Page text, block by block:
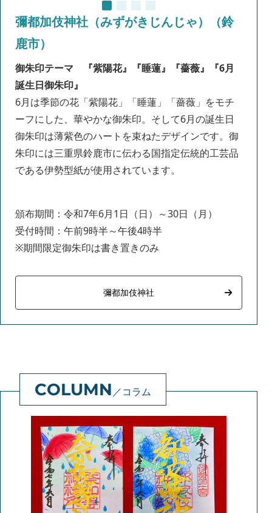
彌都加伎神社（みずがきじんじゃ）（鈴
鹿市）
御朱印テーマ
『紫陽花』『睡蓮』『薔薇』『6月
誕生日御朱印』
6月は季節の花「紫陽花」「睡蓮」「薔薇」をモチ
ーフにした、華やかな御朱印。そして6月の誕生日
御朱印は薄紫色のハートを束ねたデザインです。御
朱印には三重県鈴鹿市に伝わる国指定伝統的工芸品
である伊勢型紙が使用されています。
頒布期間：令和7年6月1日（日）～30日（月）
受付時間：午前9時半～午後4時半
※期間限定御朱印は書き置きのみ
彌都加伎神社
コラム